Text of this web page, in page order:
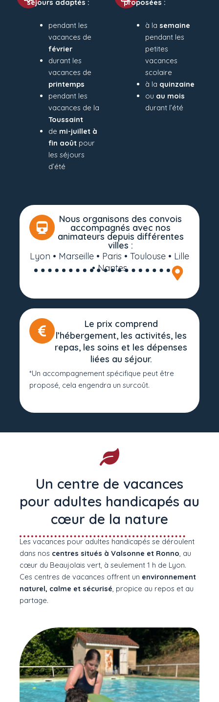
séjours adaptés :
pendant les
vacances de
février
durant les
vacances de
printemps
pendant les
vacances de la
Toussaint
de mi-juillet à
fin aoûtpour
les séjours
d’été
proposées :
à la semaine
pendant les
petites
vacances
scolaire
à la quinzaine
ou au mois
durant l’été
Nous organisons des convois
accompagnés avec nos
animateurs depuis différentes
villes :
Lyon • Marseille • Paris • Toulouse • Lille
• Nantes
Le prix comprend
l’hébergement, les activités, les
repas, les soins et les dépenses
liées au séjour.
*Un accompagnement spécifique peut être
proposé, cela engendra un surcoût.
Un centre de vacances
pour adultes handicapés au
cœur de la nature
Les vacances pour adultes handicapés se déroulent
dans nos centres situés à Valsonne et Ronno, au
cœur du Beaujolais vert, à seulement 1 h de Lyon.
Ces centres de vacances offrent un environnement
naturel, calme et sécurisé, propice au repos et au
partage.